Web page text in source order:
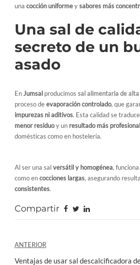
una cocción uniformeysabores más
Una sal de
secreto de un
asado
EnJumsal producimos sal alimentaria de
proceso deevaporación controlado, que
impurezas ni aditivos. Esta calidad se
menor residuoy un resultado más profesional
domésticas como en hostelería.
Al ser una salversátil y homogénea,
como encocciones largas, asegurando
consistentes.
Compartir
Navegación
ANTERIOR
Ventajas de usar sal descalcificadora